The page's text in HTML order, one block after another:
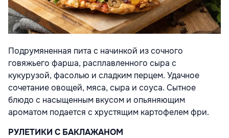
Подрумяненная пита с начинкой из сочного
говяжьего фарша, расплавленного сыра с
кукурузой, фасолью и сладким перцем. Удачное
сочетание овощей, мяса, сыра и соуса. Сытное
блюдо с насыщенным вкусом и опьяняющим
ароматом подается с хрустящим картофелем фри.
РУЛЕТИКИ С БАКЛАЖАНОМ